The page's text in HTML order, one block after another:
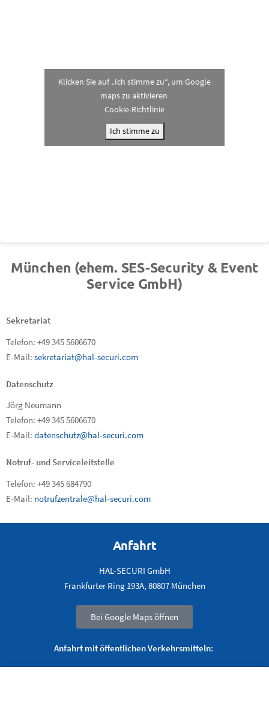
Klicken Sie auf „Ich stimme zu“, um Google
maps zu aktivieren
Cookie-Richtlinie
Ich stimme zu
München (ehem. SES-Security & Event
Service GmbH)
Sekretariat
Telefon: +49 345 5606670
E-Mail: sekretariat@hal-securi.com
Datenschutz
Jörg Neumann
Telefon: +49 345 5606670
E-Mail: datenschutz@hal-securi.com
Notruf- und Serviceleitstelle
Telefon: +49 345 684790
E-Mail: notrufzentrale@hal-securi.com
Anfahrt
HAL-SECURI GmbH
Frankfurter Ring 193A, 80807 München
Bei Google Maps öffnen
Anfahrt mit öffentlichen Verkehrsmitteln: